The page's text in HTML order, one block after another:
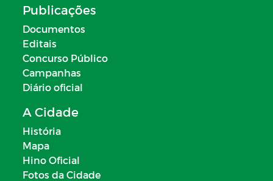
PROCESSOS SELETIVOS
TABELA DE VALORES DAS DIÁRIAS
PLANO DE CONTRATAÇÃO ANUAL
CONSELHO MUNICIPAL DO FUNDEB
Publicações
Documentos
Editais
Concurso Público
Campanhas
Diário oficial
A Cidade
História
Mapa
Hino Oficial
Fotos da Cidade